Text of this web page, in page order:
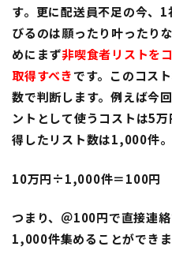
す。更に配送員不足の今、
びるのは願ったり叶ったり
めにまず非喫食者リストを
取得すべきです。このコス
数で判断します。例えば今
ントとして使うコストは5
得したリスト数は1,000件。
10万円÷1,000件＝100円
つまり、＠100円で直接連
1,000件集めることができま